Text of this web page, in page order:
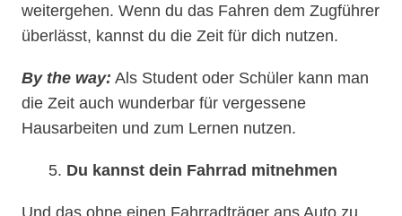
weitergehen. Wenn du das Fahren dem Zugführer
überlässt, kannst du die Zeit für dich nutzen.
By the way: Als Student oder Schüler kann man
die Zeit auch wunderbar für vergessene
Hausarbeiten und zum Lernen nutzen.
5. Du kannst dein Fahrrad mitnehmen